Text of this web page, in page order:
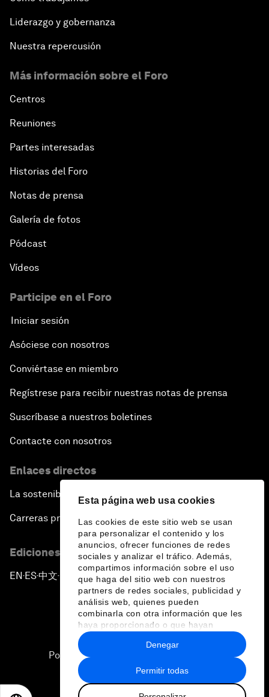
Esta página web usa cookies
Las cookies de este sitio web se usan
para personalizar el contenido y los
anuncios, ofrecer funciones de redes
sociales y analizar el tráfico. Además,
compartimos información sobre el uso
que haga del sitio web con nuestros
partners de redes sociales, publicidad y
análisis web, quienes pueden
combinarla con otra información que les
haya proporcionado o que hayan
recopilado a partir del uso que haya
hecho de sus servicios.
Permitir todas
Denegar
Liderazgo y gobernanza
Nuestra repercusión
Más información sobre el Foro
Centros
Reuniones
Partes interesadas
Historias del Foro
Notas de prensa
Galería de fotos
Pódcast
Vídeos
Participe en el Foro
Iniciar sesión
Asóciese con nosotros
Conviértase en miembro
Regístrese para recibir nuestras notas de prensa
Suscríbase a nuestros boletines
Contacte con nosotros
Enlaces directos
La sostenibilidad en el Foro
Carreras profesionales
Ediciones en otros idiomas
EN ▪ ES▪中文▪ 日本語
Política de privacidad y normas de uso